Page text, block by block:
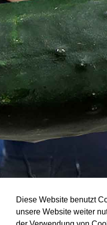
Diese Website benutzt
unsere Website weiter